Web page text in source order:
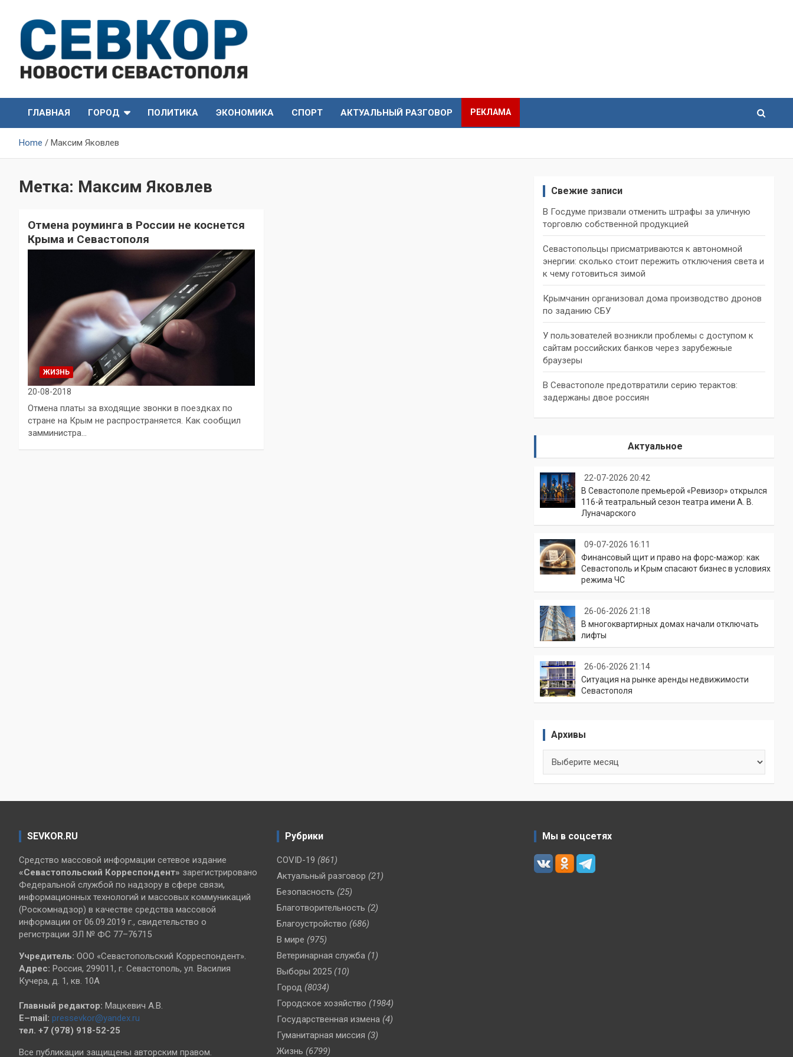
content
СевКор — Новости
Севастополя
Севастополя
ГЛАВНАЯ
ГОРОД ПОЛИТИКА ЭКОНОМИКА СПОРТ АКТУАЛЬНЫЙ РАЗГОВОР РЕКЛАМА
Home Максим Яковлев
Метка: Максим Яковлев
Отмена роуминга в России не коснется
Крыма и Севастополя
ЖИЗНЬ
20-08-2018
Отмена платы за входящие звонки в поездках по
стране на Крым не распространяется. Как сообщил
замминистра…
Свежие записи
В Госдуме призвали отменить штрафы за уличную
торговлю собственной продукцией
Севастопольцы присматриваются к автономной
энергии: сколько стоит пережить отключения света и
к чему готовиться зимой
Крымчанин организовал дома производство дронов
по заданию СБУ
У пользователей возникли проблемы с доступом к
сайтам российских банков через зарубежные
браузеры
В Севастополе предотвратили серию терактов:
задержаны двое россиян
Актуальное
22-07-2026 20:42
В Севастополе премьерой «Ревизор» открылся
116-й театральный сезон театра имени А. В.
Луначарского
09-07-2026 16:11
Финансовый щит и право на форс-мажор: как
Севастополь и Крым спасают бизнес в условиях
режима ЧС
26-06-2026 21:18
В многоквартирных домах начали отключать
лифты
26-06-2026 21:14
Ситуация на рынке аренды недвижимости
Севастополя
Архивы
SEVKOR.RU
Средство массовой информации сетевое издание
«Севастопольский Корреспондент» зарегистрировано
Федеральной службой по надзору в сфере связи,
информационных технологий и массовых коммуникаций
(Роскомнадзор) в качестве средства массовой
информации от 06.09.2019 г., свидетельство о
регистрации ЭЛ № ФС 77–76715
Учредитель: ООО «Севастопольский Корреспондент».
Адрес: Россия, 299011, г. Севастополь, ул. Василия
Кучера, д. 1, кв. 10А
Главный редактор: Мацкевич А.В.
E–mail: pressevkor@yandex.ru
тел. +7 (978) 918-52-25
Все публикации защищены авторским правом.
Рубрики
COVID-19 (861)
Актуальный разговор (21)
Безопасность (25)
Благотворительность (2)
Благоустройство (686)
В мире (975)
Ветеринарная служба (1)
Выборы 2025 (10)
Город (8034)
Городское хозяйство (1984)
Государственная измена (4)
Гуманитарная миссия (3)
Жизнь (6799)
Мы в соцсетях